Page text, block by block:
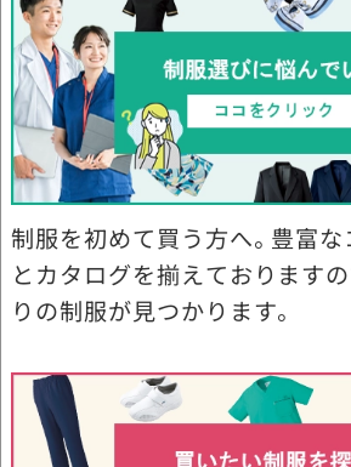
制服を初めて買う方へ。豊富
とカタログを揃えております
りの制服が見つかります。